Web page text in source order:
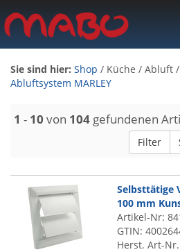
Sie sind hier: Shop / Küche / Abluft
Abluftsystem MARLEY
1 - 10 von 104 gefundenen
Filter
Selbsttätige
100 mm
Artikel-Nr:
GTIN:
Herst. Art-